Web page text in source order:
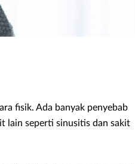
fisik. Ada banyak penyebab
lain seperti sinusitis dan sakit